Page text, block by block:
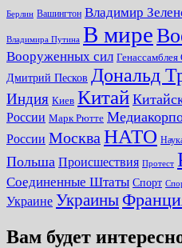
Берлин Вашингтон Владимир
Владимира Путина В мире
Вооруженных сил
Дмитрий Песков Дональд
Индия Киев Китай
России Марк Рютте
России Москва НАТО
Польша Происшествия Протест
Соединенные Штаты Спорт
Украине Украины
Вам будет